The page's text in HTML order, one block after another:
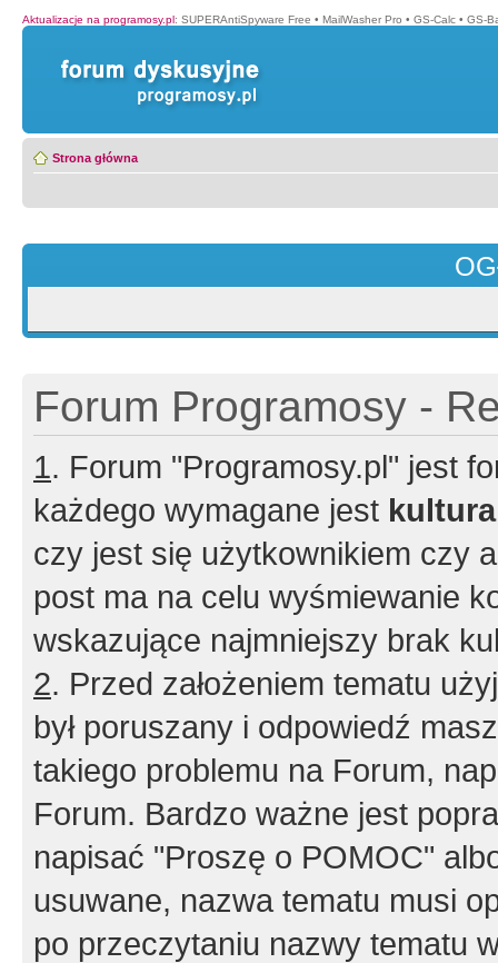
Aktualizacje na programosy.pl: SUPERAntiSpyware Free • MailWasher Pro • GS-Calc • GS-
Strona główna
Forum Programosy -
1. Forum "Programosy.pl" jest
każdego wymagane jest
czy jest się użytkownikiem czy
post ma na celu wyśmiewanie
wskazujące najmniejszy brak
2. Przed założeniem tematu
był poruszany i odpowiedź
takiego problemu na Forum,
Forum. Bardzo ważne jest
napisać "Proszę o POMOC"
usuwane, nazwa tematu musi
po przeczytaniu nazwy tematu